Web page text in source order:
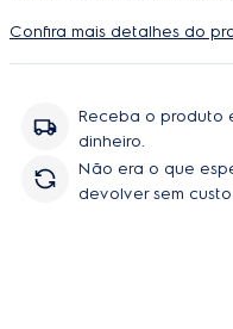
podem ser feitos quantos
peças e serviço, sem você
Confira mais detalhes do
Receba o produto
dinheiro.
Não era o que
devolver sem